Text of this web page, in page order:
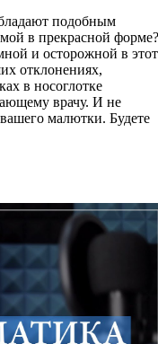
подобным
в прекрасной форме?
и осторожной в этот
отклонениях,
в носоглотке
врачу. И не
малютки. Будете